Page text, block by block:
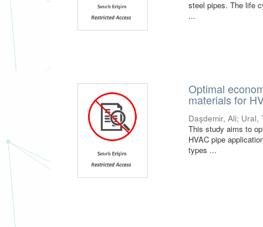
steel pipes. The life
...
Optimal
materials for
Daşdemir, Ali; Ural,
This study aims to
HVAC pipe
types ...